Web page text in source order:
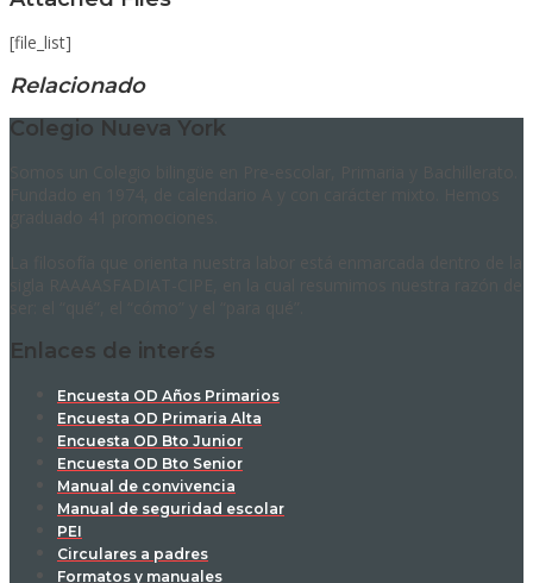
[file_list]
Relacionado
Colegio Nueva York
Enlaces de interés
Encuesta OD Años Primarios
Encuesta OD Primaria Alta
Encuesta OD Bto Junior
Encuesta OD Bto Senior
Manual de convivencia
Manual de seguridad escolar
PEI
Circulares a padres
Formatos y manuales